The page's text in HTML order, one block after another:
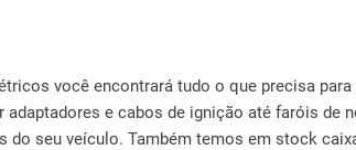
você encontrará tudo o que precisa
adaptadores e cabos de ignição até faróis
seu veículo. Também temos em stock